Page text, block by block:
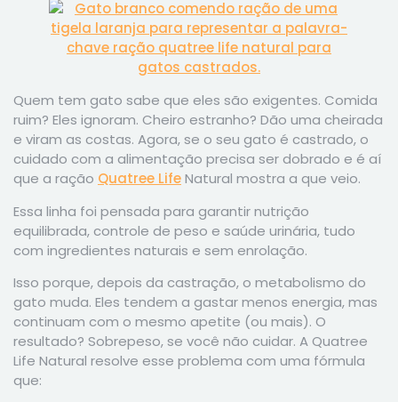
Quem tem gato sabe que eles são exigentes. Comida
ruim? Eles ignoram. Cheiro estranho? Dão uma cheirada
e viram as costas. Agora, se o seu gato é castrado, o
cuidado com a alimentação precisa ser dobrado e é aí
que a ração Quatree LifeNatural mostra a que veio.
Essa linha foi pensada para garantir nutrição
equilibrada, controle de peso e saúde urinária, tudo
com ingredientes naturais e sem enrolação.
Isso porque, depois da castração, o metabolismo do
gato muda. Eles tendem a gastar menos energia, mas
continuam com o mesmo apetite (ou mais). O
resultado? Sobrepeso, se você não cuidar. A Quatree
Life Natural resolve esse problema com uma fórmula
que: